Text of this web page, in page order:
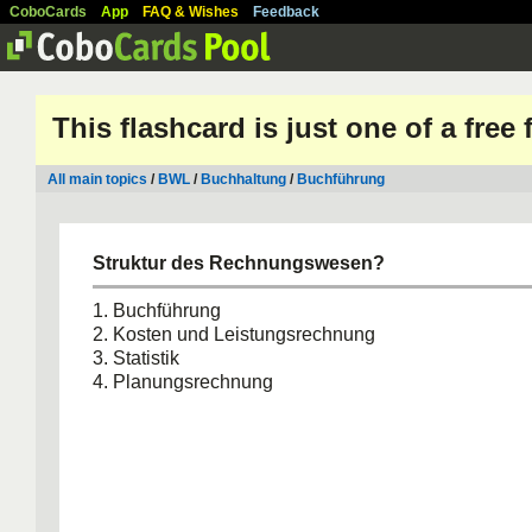
CoboCards App FAQ & Wishes Feedback
This flashcard is just one of a free
All main topics / BWL / Buchhaltung / Buchführung
Struktur des Rechnungswesen?
1. Buchführung
2. Kosten und Leistungsrechnung
3. Statistik
4. Planungsrechnung